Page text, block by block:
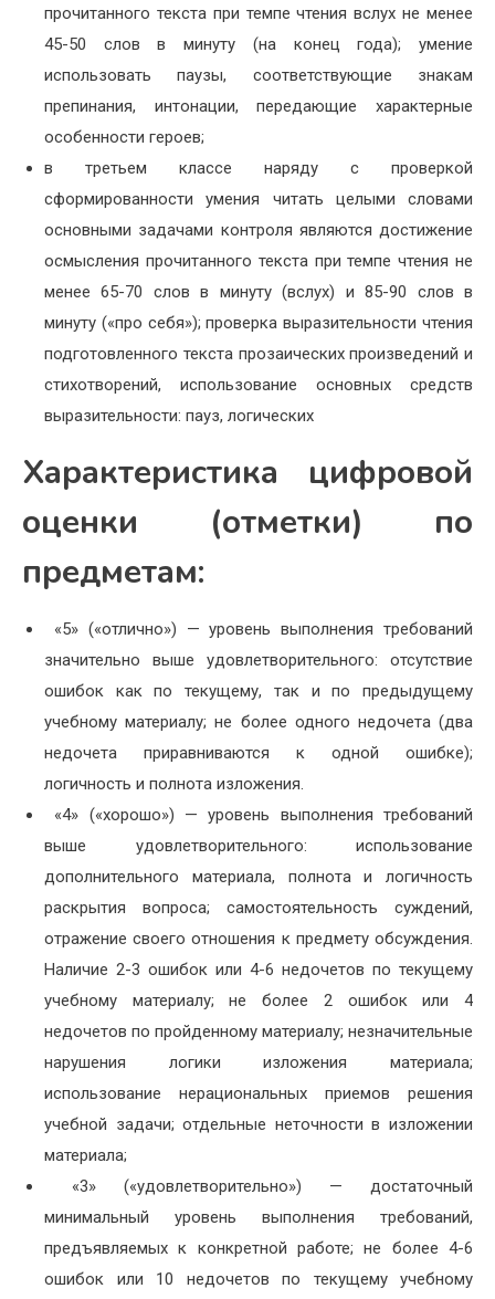
прочитанного текста при темпе чтения вслух не менее
45-50 слов в минуту (на конец года); умение
использовать паузы, соответствующие знакам
препинания, интонации, передающие характерные
особенности героев;
в третьем классе наряду с проверкой
сформированности умения читать целыми словами
основными задачами контроля являются достижение
осмысления прочитанного текста при темпе чтения не
менее 65-70 слов в минуту (вслух) и 85-90 слов в
минуту («про себя»); проверка выразительности чтения
подготовленного текста прозаических произведений и
стихотворений, использование основных средств
выразительности: пауз, логических
Характеристика цифровой
оценки (отметки) по
предметам:
«5» («отлично») — уровень выполнения требований
значительно выше удовлетворительного: отсутствие
ошибок как по текущему, так и по предыдущему
учебному материалу; не более одного недочета (два
недочета приравниваются к одной ошибке);
логичность и полнота изложения.
«4» («хорошо») — уровень выполнения требований
выше удовлетворительного: использование
дополнительного материала, полнота и логичность
раскрытия вопроса; самостоятельность суждений,
отражение своего отношения к предмету обсуждения.
Наличие 2-3 ошибок или 4-6 недочетов по текущему
учебному материалу; не более 2 ошибок или 4
недочетов по пройденному материалу; незначительные
нарушения логики изложения материала;
использование нерациональных приемов решения
учебной задачи; отдельные неточности в изложении
материала;
«3» («удовлетворительно») — достаточный
минимальный уровень выполнения требований,
предъявляемых к конкретной работе; не более 4-6
ошибок или 10 недочетов по текущему учебному